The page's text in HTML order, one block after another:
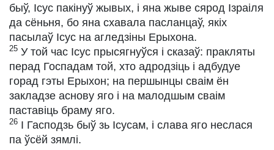
быў, Ісус пакінуў жывых, і яна жыве сярод Ізраіля
да сёньня, бо яна схавала пасланцаў, якіх
пасылаў Ісус на агледзіны Ерыхона.
25 У той час Ісус прысягнуўся і сказаў: пракляты
перад Госпадам той, хто адродзіць і адбудуе
горад гэты Ерыхон; на першынцы сваім ён
закладзе аснову яго і на малодшым сваім
паставіць браму яго.
26 І Гасподзь быў зь Ісусам, і слава яго неслася
па ўсёй зямлі.